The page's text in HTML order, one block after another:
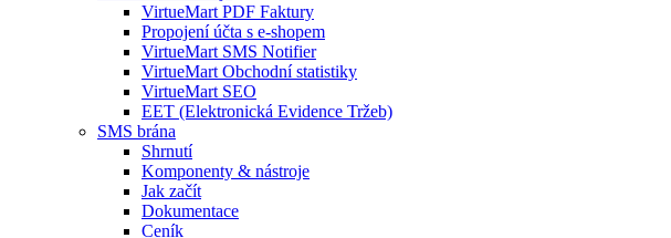
VirtueMart PDF Faktury
Propojení účta s e-shopem
VirtueMart SMS Notifier
VirtueMart Obchodní statistiky
VirtueMart SEO
EET (Elektronická Evidence Tržeb)
SMS brána
Shrnutí
Komponenty & nástroje
Jak začít
Dokumentace
Ceník